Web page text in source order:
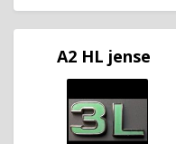
A2 HL jense